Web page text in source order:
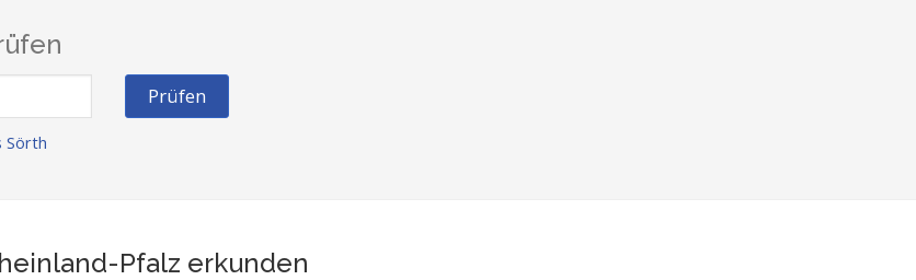
Prüfen
Sörth
Pfalz erkunden